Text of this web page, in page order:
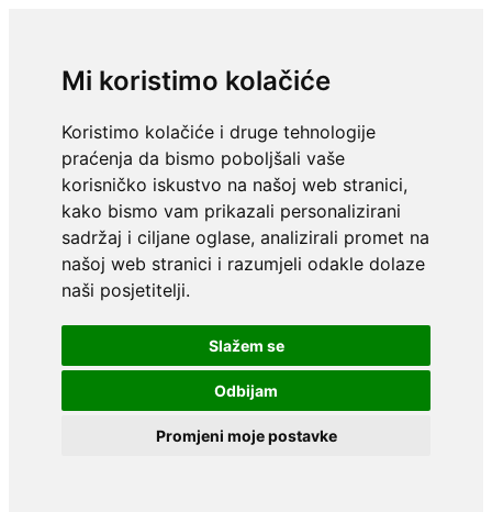
Mi koristimo kolačiće
Koristimo kolačiće i druge tehnologije
praćenja da bismo poboljšali vaše
korisničko iskustvo na našoj web stranici,
kako bismo vam prikazali personalizirani
sadržaj i ciljane oglase, analizirali promet na
našoj web stranici i razumjeli odakle dolaze
naši posjetitelji.
Slažem se
Odbijam
Promjeni moje postavke